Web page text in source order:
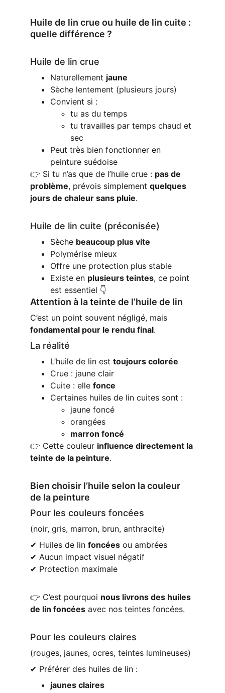
Huile de lin crue ou huile de lin cuite :
quelle différence ?
Huile de lin crue
Naturellement jaune
Sèche lentement (plusieurs jours)
Convient si :
tu as du temps
tu travailles par temps chaud et
sec
Peut très bien fonctionner en
peinture suédoise
👉 Si tu n’as que de l’huile crue : pas de
problème, prévois simplement quelques
jours de chaleur sans pluie.
Huile de lin cuite (préconisée)
Sèche beaucoup plus vite
Polymérise mieux
Offre une protection plus stable
Existe en plusieurs teintes, ce point
est essentiel 👇
Attention à la teinte de l’huile de lin
C’est un point souvent négligé, mais
fondamental pour le rendu final.
La réalité
L’huile de lin est toujours colorée
Crue : jaune clair
Cuite : elle fonce
Certaines huiles de lin cuites sont :
jaune foncé
orangées
marron foncé
👉 Cette couleur influence directement la
teinte de la peinture.
Bien choisir l’huile selon la couleur
de la peinture
Pour les couleurs foncées
(noir, gris, marron, brun, anthracite)
✔ Huiles de lin foncées ou ambrées
✔ Aucun impact visuel négatif
✔ Protection maximale
👉 C’est pourquoi nous livrons des huiles
de lin foncées avec nos teintes foncées.
Pour les couleurs claires
(rouges, jaunes, ocres, teintes lumineuses)
✔ Préférer des huiles de lin :
jaunes claires